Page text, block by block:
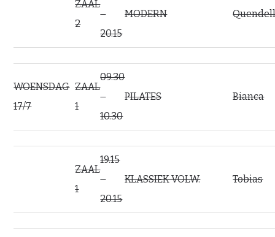
ZAAL
2
–
20.15
MODERN
WOENSDAG
17/7
ZAAL
1
09.30
–
10.30
PILATES Bianca
ZAAL
1
19.15
–
20.15
KLASSIEK VOLW. Tobias